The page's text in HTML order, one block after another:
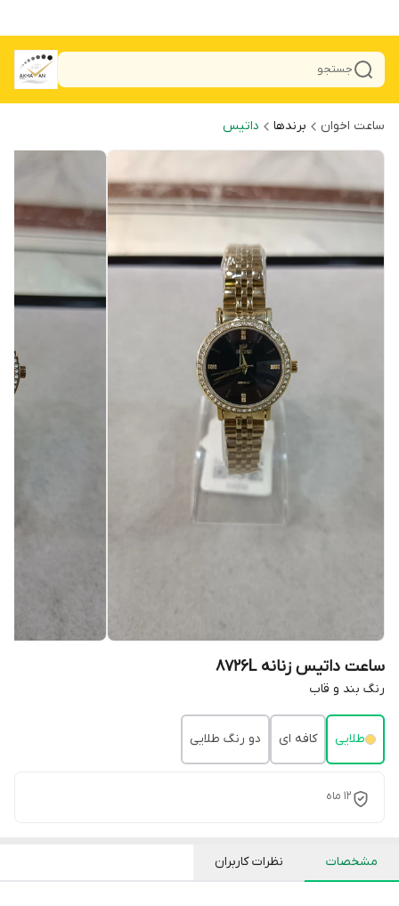
جستجو
ساعت اخوان برندها داتیس
ساعت داتیس زنانه 8726L
رنگ بند و قاب
طلایی کافه ای دو رنگ طلایی
12 ماه
مشخصات نظرات کاربران